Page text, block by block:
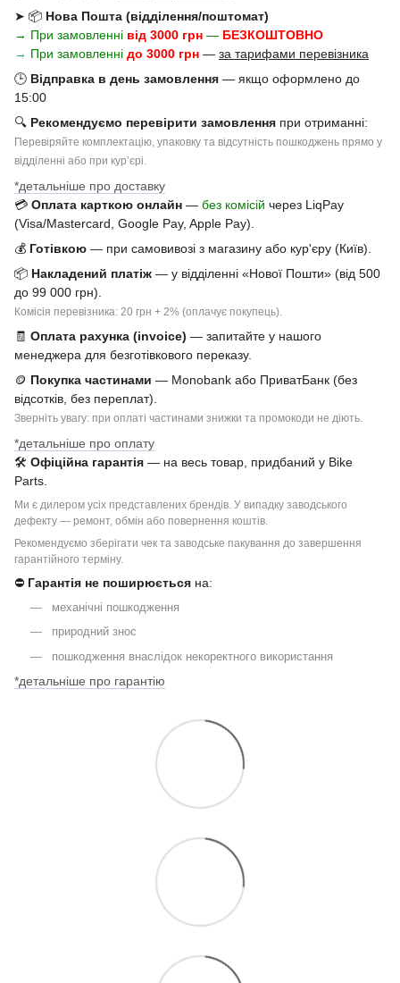
➤ 📦 Нова Пошта (відділення/поштомат)
→ При замовленні від 3000 грн — БЕЗКОШТОВНО
→ При замовленні до 3000 грн — за тарифами перевізника
🕒 Відправка в день замовлення — якщо оформлено до
15:00
🔍 Рекомендуємо перевірити замовлення при отриманні:
Перевіряйте комплектацію, упаковку та відсутність пошкоджень прямо у
відділенні або при курʼєрі.
*детальніше про доставку
💳 Оплата карткою онлайн — без комісій через LiqPay
(Visa/Mastercard, Google Pay, Apple Pay).
💰 Готівкою — при самовивозі з магазину або кур'єру (Київ).
📦 Накладений платіж — у відділенні «Нової Пошти» (від 500
до 99 000 грн).
Комісія перевізника: 20 грн + 2% (оплачує покупець).
🧾 Оплата рахунка (invoice) — запитайте у нашого
менеджера для безготівкового переказу.
🪙 Покупка частинами — Monobank або ПриватБанк (без
відсотків, без переплат).
Зверніть увагу: при оплаті частинами знижки та промокоди не діють.
*детальніше про оплату
🛠 Офіційна гарантія — на весь товар, придбаний у Bike
Parts.
Ми є дилером усіх представлених брендів. У випадку заводського
дефекту — ремонт, обмін або повернення коштів.
Рекомендуємо зберігати чек та заводське пакування до завершення
гарантійного терміну.
⛔ Гарантія не поширюється на:
механічні пошкодження
природний знос
пошкодження внаслідок некоректного використання
*детальніше про гарантію